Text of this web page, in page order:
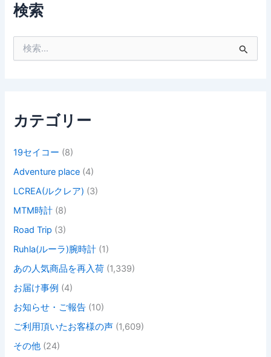
検索
カテゴリー
19セイコー (8)
Adventure place (4)
LCREA(ルクレア) (3)
MTM時計 (8)
Road Trip (3)
Ruhla(ルーラ)腕時計 (1)
あの人気商品を再入荷 (1,339)
お届け事例 (4)
お知らせ・ご報告 (10)
ご利用頂いたお客様の声 (1,609)
その他 (24)